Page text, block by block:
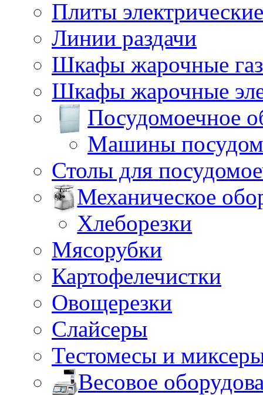
Плиты электрические
Линии раздачи
Шкафы жарочные
Шкафы жарочные
Посудомоечное
Машины
Столы для
Механическое
Хлеборезки
Мясорубки
Картофелечистки
Овощерезки
Слайсеры
Тестомесы и
Весовое